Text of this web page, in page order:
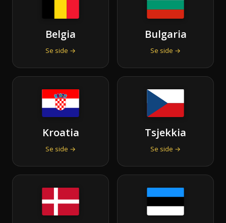
Belgia
Se side →
Bulgaria
Se side →
Kroatia
Se side →
Tsjekkia
Se side →